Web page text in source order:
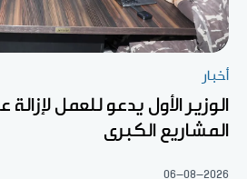
أخبار
الوزير الأول يدعو للعمل
المشاريع الكبرى
06-08-2026